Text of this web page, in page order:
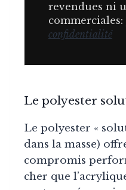
revendues ni
commerciales:
confidentialité
Le polyester
Le polyester «
dans la masse)
compromis
cher que